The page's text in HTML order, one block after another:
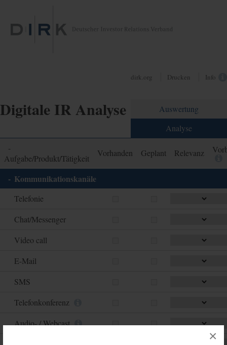
×
dirk.org Drucken Info
Digitale IR Analyse
Auswertung
Analyse
-
Aufgabe/Produkt/Tätigkeit
Vorhanden Geplant Relevanz
Kommunikationskanäle
Telefonie
Chat/Messenger
Video call
E-Mail
SMS
Telefonkonferenz
Audio- / Webcast